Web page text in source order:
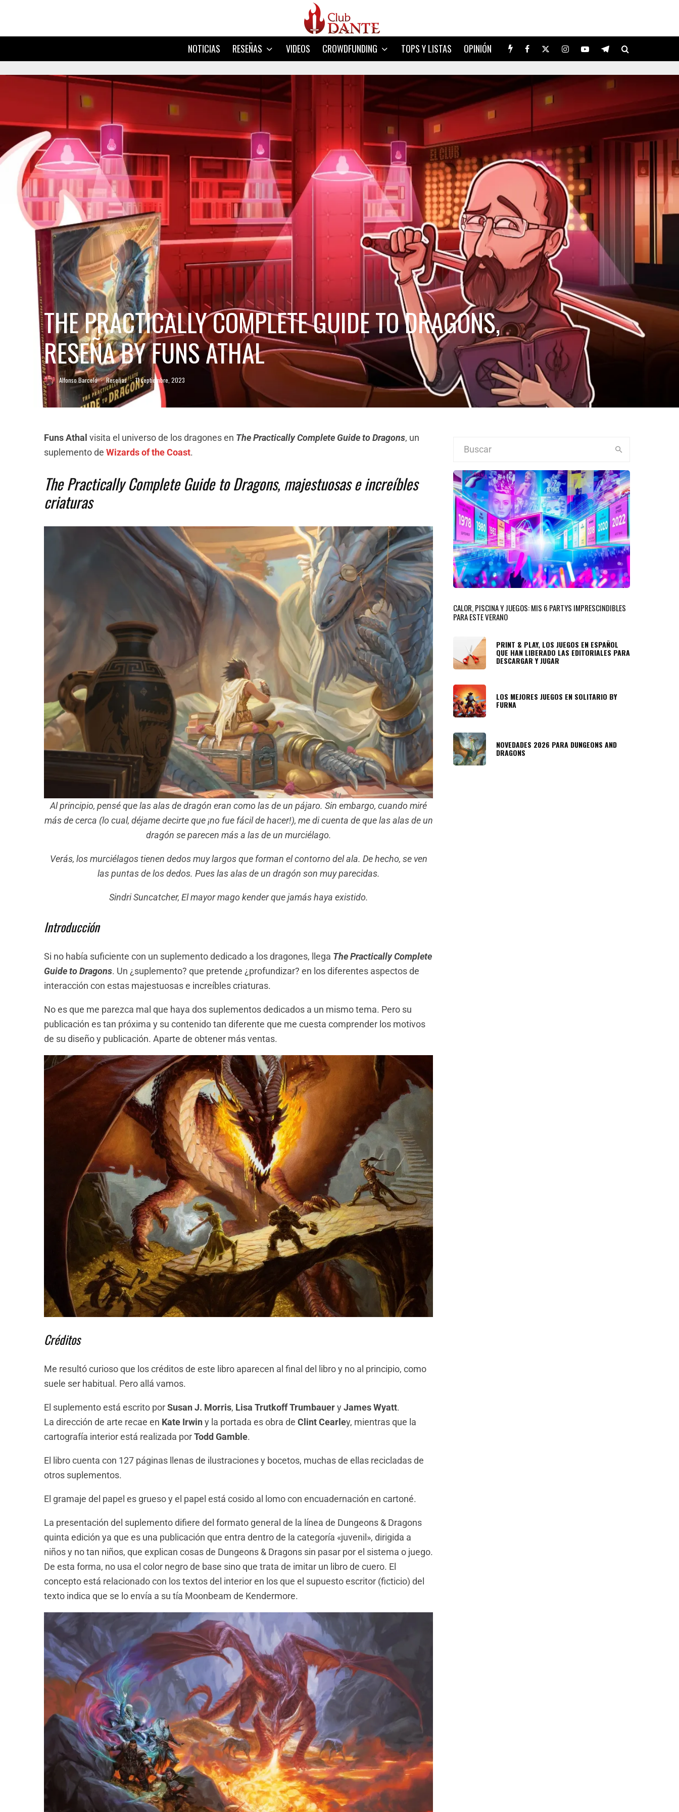
NOTICIAS RESEÑAS VIDEOS CROWDFUNDING TOPS Y LISTAS OPINIÓN
THE PRACTICALLY COMPLETE GUIDE TO DRAGONS,
RESEÑA BY FUNS ATHAL
Alfonso Barceló · Reseñas · 11 septiembre, 2023
Funs Athal visita el universo de los dragones en The Practically Complete Guide to Dragons, un
suplemento de Wizards of the Coast.
The Practically Complete Guide to Dragons, majestuosas e increíbles
criaturas
Al principio, pensé que las alas de dragón eran como las de un pájaro. Sin embargo, cuando miré
más de cerca (lo cual, déjame decirte que ¡no fue fácil de hacer!), me di cuenta de que las alas de un
dragón se parecen más a las de un murciélago.
Verás, los murciélagos tienen dedos muy largos que forman el contorno del ala. De hecho, se ven
las puntas de los dedos. Pues las alas de un dragón son muy parecidas.
Sindri Suncatcher, El mayor mago kender que jamás haya existido.
Introducción
Si no había suficiente con un suplemento dedicado a los dragones, llega The Practically Complete
Guide to Dragons. Un ¿suplemento? que pretende ¿profundizar? en los diferentes aspectos de
interacción con estas majestuosas e increíbles criaturas.
No es que me parezca mal que haya dos suplementos dedicados a un mismo tema. Pero su
publicación es tan próxima y su contenido tan diferente que me cuesta comprender los motivos
de su diseño y publicación. Aparte de obtener más ventas.
Créditos
Me resultó curioso que los créditos de este libro aparecen al final del libro y no al principio, como
suele ser habitual. Pero allá vamos.
El suplemento está escrito porSusan J. Morris, Lisa Trutkoff TrumbaueryJames Wyatt.
La dirección de arte recae en Kate Irwiny la portada es obra de Clint Cearley, mientras que la
cartografía interior está realizada porTodd Gamble.
El libro cuenta con 127 páginas llenas de ilustraciones y bocetos, muchas de ellas recicladas de
otros suplementos.
El gramaje del papel es grueso y el papel está cosido al lomo con encuadernación en cartoné.
La presentación del suplemento difiere del formato general de la línea de Dungeons & Dragons
quinta edición ya que es una publicación que entra dentro de la categoría «juvenil», dirigida a
niños y no tan niños, que explican cosas de Dungeons & Dragons sin pasar por el sistema o juego.
De esta forma, no usa el color negro de base sino que trata de imitar un libro de cuero. El
concepto está relacionado con los textos del interior en los que el supuesto escritor (ficticio) del
texto indica que se lo envía a su tía Moonbeam de Kendermore.
CALOR, PISCINA Y JUEGOS: MIS 6 PARTYS IMPRESCINDIBLES
PARA ESTE VERANO
PRINT & PLAY, LOS JUEGOS EN ESPAÑOL
QUE HAN LIBERADO LAS EDITORIALES PARA
DESCARGAR Y JUGAR
LOS MEJORES JUEGOS EN SOLITARIO BY
FURNA
NOVEDADES 2026 PARA DUNGEONS AND
DRAGONS